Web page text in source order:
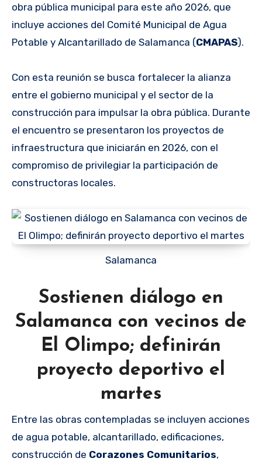
obra pública municipal para este año 2026, que
incluye acciones del Comité Municipal de Agua
Potable y Alcantarillado de Salamanca (CMAPAS).
Con esta reunión se busca fortalecer la alianza
entre el gobierno municipal y el sector de la
construcción para impulsar la obra pública. Durante
el encuentro se presentaron los proyectos de
infraestructura que iniciarán en 2026, con el
compromiso de privilegiar la participación de
constructoras locales.
Salamanca
Sostienen diálogo en
Salamanca con vecinos de
El Olimpo; definirán
proyecto deportivo el
martes
Entre las obras contempladas se incluyen acciones
de agua potable, alcantarillado, edificaciones,
construcción de Corazones Comunitarios,